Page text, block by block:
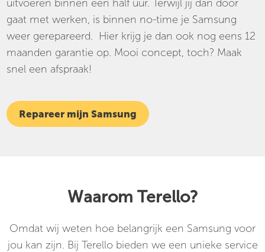
uitvoeren binnen een half uur. Terwijl jij dan door
gaat met werken, is binnen no-time je Samsung
weer gerepareerd. Hier krijg je dan ook nog eens 12
maanden garantie op. Mooi concept, toch? Maak
snel een afspraak!
Repareer mijn Samsung
Waarom Terello?
Omdat wij weten hoe belangrijk een Samsung voor
jou kan zijn. Bij Terello bieden we een unieke service